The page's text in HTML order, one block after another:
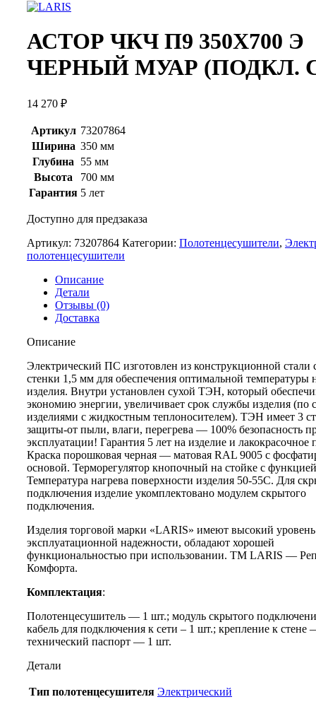
АСТОР ЧКЧ П9 350Х700 Э
ЧЕРНЫЙ МУАР (ПОДКЛ.
14 270 ₽
Артикул 73207864
Ширина 350 мм
Глубина
55 мм
Высота
700 мм
Гарантия 5 лет
Доступно для предзаказа
Артикул: 73207864 Категории: Полотенцесушители,
полотенцесушители
Описание
Детали
Отзывы (0)
Доставка
Описание
Электрический ПС изготовлен из конструкционной стали
стенки 1,5 мм для обеспечения оптимальной температуры
изделия. Внутри установлен сухой ТЭН, который
экономию энергии, увеличивает срок службы изделия (по
изделиями с жидкостным теплоносителем). ТЭН имеет 3
защиты-от пыли, влаги, перегрева — 100% безопасность
эксплуатации! Гарантия 5 лет на изделие и лакокрасочное
Краска порошковая черная — матовая RAL 9005 с
основой. Терморегулятор кнопочный на стойке с
Температура нагрева поверхности изделия 50-55C. Для
подключения изделие укомплектовано модулем скрытого
подключения.
Изделия торговой марки «LARIS» имеют высокий уровень
эксплуатационной надежности, обладают хорошей
функциональностью при использовании. ТМ LARIS —
Комфорта.
Комплектация:
Полотенцесушитель — 1 шт.; модуль скрытого
кабель для подключения к сети – 1 шт.; крепление к стене
технический паспорт — 1 шт.
Детали
Тип полотенцесушителя Электрический